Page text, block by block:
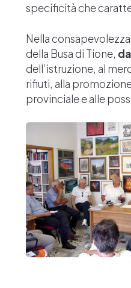
specificità che
Nella
della Busa di Tione,
dell’istruzione, al
rifiuti, alla
provinciale e alle